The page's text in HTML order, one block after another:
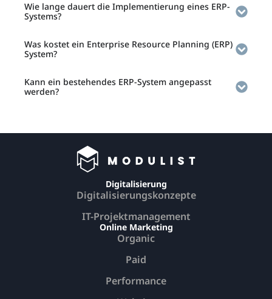
Wie lange dauert die Implementierung eines ERP-
Systems?
Was kostet ein Enterprise Resource Planning (ERP)
System?
Kann ein bestehendes ERP-System angepasst
werden?
Digitalisierung
Digitalisierungskonzepte
IT-Projektmanagement
Online Marketing
Organic
Paid
Performance